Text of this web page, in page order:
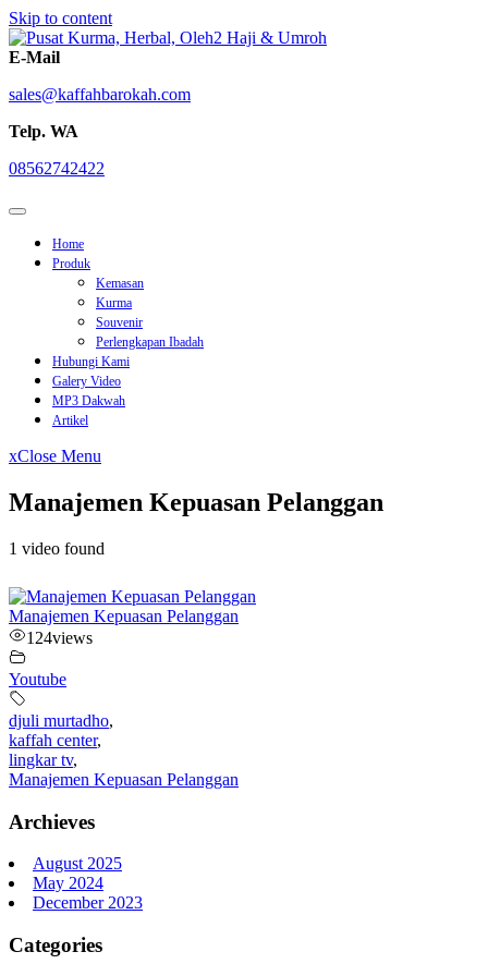
Skip to content
E-Mail
sales@kaffahbarokah.com
Telp. WA
08562742422
Home
Produk
Kemasan
Kurma
Souvenir
Perlengkapan Ibadah
Hubungi Kami
Galery Video
MP3 Dakwah
Artikel
xClose Menu
Manajemen Kepuasan Pelanggan
1 video found
Manajemen Kepuasan Pelanggan
124views
Youtube
djuli murtadho,
kaffah center,
lingkar tv,
Manajemen Kepuasan Pelanggan
Archieves
August 2025
May 2024
December 2023
Categories